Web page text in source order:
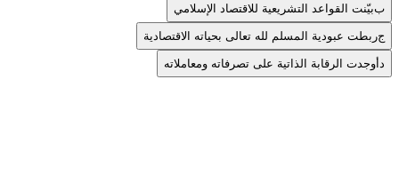
ببيّنت القواعد التشريعية للاقتصاد الإسلامي
جربطت عبودية المسلم لله تعالى بحياته الاقتصادية
أوجدت الرقابة الذاتية على تصرفاته ومعاملاته